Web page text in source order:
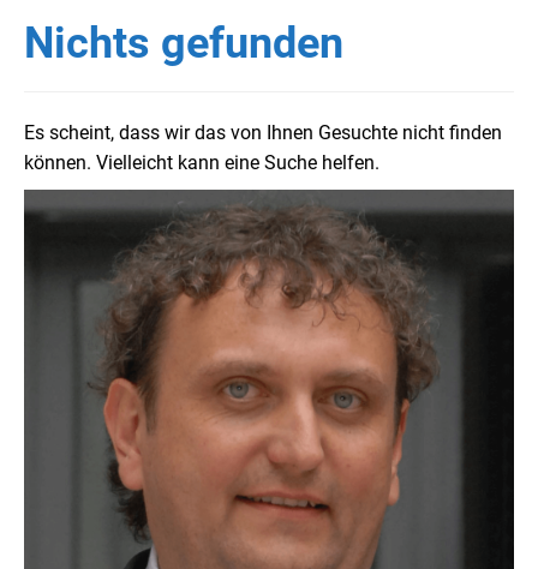
Nichts gefunden
Es scheint, dass wir das von Ihnen Gesuchte nicht finden
können. Vielleicht kann eine Suche helfen.